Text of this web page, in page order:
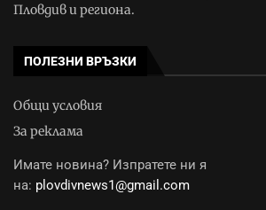
Пловдив и региона.
ПОЛЕЗНИ ВРЪЗКИ
Общи условия
За реклама
Имате новина? Изпратете ни я
на: plovdivnews1@gmail.com